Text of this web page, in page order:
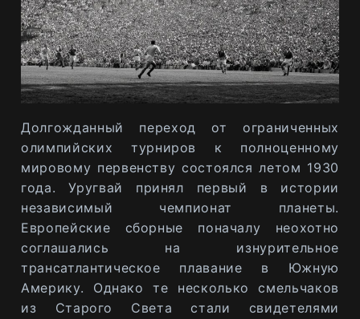
Долгожданный переход от ограниченных
олимпийских турниров к полноценному
мировому первенству состоялся летом 1930
года. Уругвай принял первый в истории
независимый чемпионат планеты.
Европейские сборные поначалу неохотно
соглашались на изнурительное
трансатлантическое плавание в Южную
Америку. Однако те несколько смельчаков
из Старого Света стали свидетелями